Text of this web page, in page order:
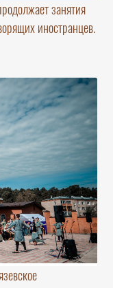
занятия
иностранцев.